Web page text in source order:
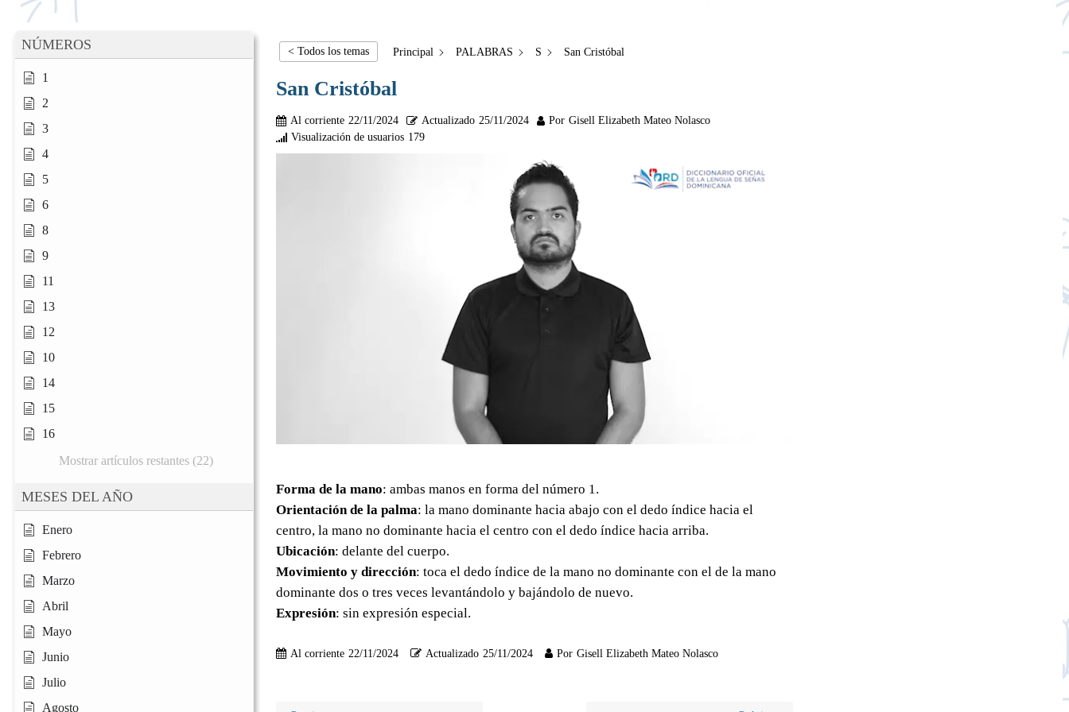
NÚMEROS
1
2
3
4
5
6
8
9
11
13
12
10
14
15
16
Mostrar artículos restantes (22)
MESES DEL AÑO
Enero
Febrero
Marzo
Abril
Mayo
Junio
Julio
Agosto
< Todos los temas Principal PALABRAS S San Cristóbal
San Cristóbal
Al corriente 22/11/2024 Actualizado 25/11/2024 Por Gisell Elizabeth Mateo Nolasco
Visualización de usuarios 179
Forma de la mano: ambas manos en forma del número 1.
Orientación de la palma: la mano dominante hacia abajo con el dedo índice hacia el
centro, la mano no dominante hacia el centro con el dedo índice hacia arriba.
Ubicación: delante del cuerpo.
Movimiento y dirección: toca el dedo índice de la mano no dominante con el de la mano
dominante dos o tres veces levantándolo y bajándolo de nuevo.
Expresión: sin expresión especial.
Al corriente 22/11/2024 Actualizado 25/11/2024 Por Gisell Elizabeth Mateo Nolasco